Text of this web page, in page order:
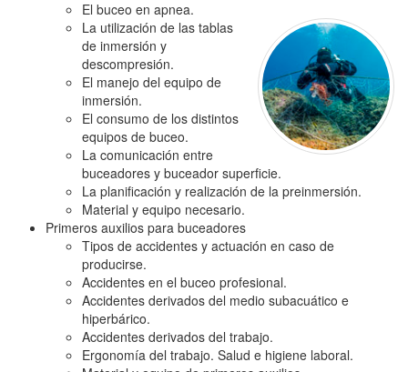
El buceo en apnea.
La utilización de las tablas
de inmersión y
descompresión.
El manejo del equipo de
inmersión.
El consumo de los distintos
equipos de buceo.
La comunicación entre
buceadores y buceador superficie.
La planificación y realización de la preinmersión.
Material y equipo necesario.
Primeros auxilios para buceadores
Tipos de accidentes y actuación en caso de
producirse.
Accidentes en el buceo profesional.
Accidentes derivados del medio subacuático e
hiperbárico.
Accidentes derivados del trabajo.
Ergonomía del trabajo. Salud e higiene laboral.